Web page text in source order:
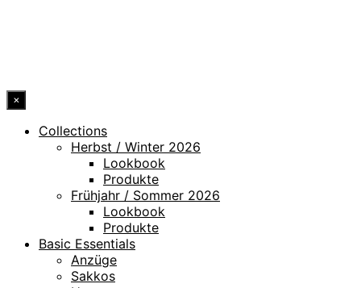
×
Collections
Herbst / Winter 2026
Lookbook
Produkte
Frühjahr / Sommer 2026
Lookbook
Produkte
Basic Essentials
Anzüge
Sakkos